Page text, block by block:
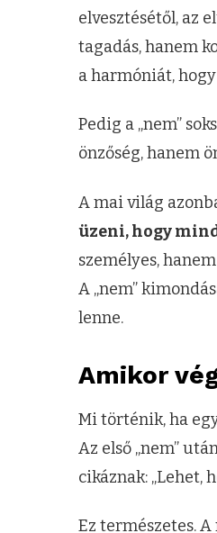
elvesztésétől, az
tagadás, hanem
a harmóniát,
Pedig a „nem”
önzőség, hanem
A mai világ
üzeni, hogy
személyes,
A „nem”
lenne.
Amikor
Mi történik, ha
Az első „nem”
cikáznak: „Lehet,
Ez természetes.